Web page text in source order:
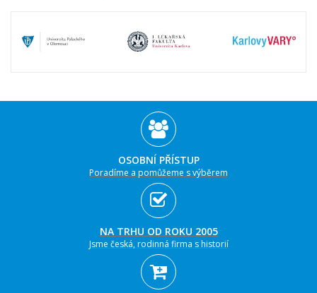
OSOBNÍ PŘÍSTUP
Poradíme a pomůžeme s výběrem
NA TRHU OD ROKU 2005
Jsme česká, rodinná firma s historií